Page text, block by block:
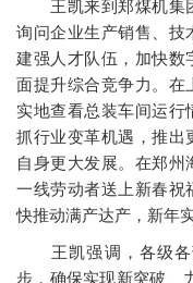
王凯来到郑煤机集团
询问企业生产销售、技
建强人才队伍，加快数
面提升综合竞争力。在
实地查看总装车间运行
抓行业变革机遇，推出
自身更大发展。在郑州
一线劳动者送上新春祝
快推动满产达产，新年
王凯强调，各级各
步，确保实现新突破、